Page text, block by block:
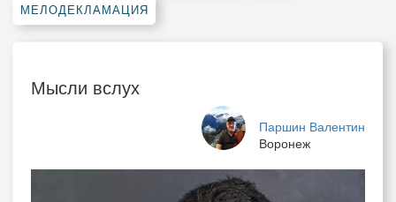
МЕЛОДЕКЛАМАЦИЯ
Мысли вслух
Паршин Валентин
Воронеж